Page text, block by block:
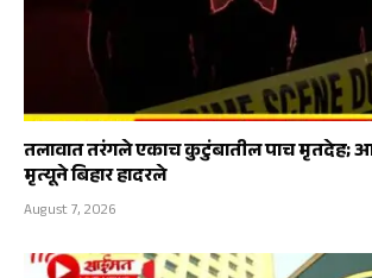
तलावात तरंगले एकाच कुटुंबातील पाच मृतदेह;
मृत्यूने बिहार हादरले
August 7, 2026